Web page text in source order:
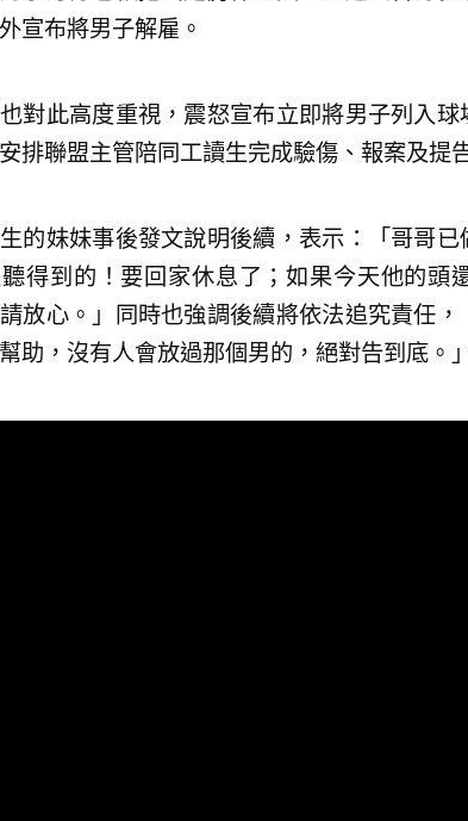
宣布將男子解雇。
對此高度重視，震怒宣布立即將男子列入
排聯盟主管陪同工讀生完成驗傷、報案及提
的妹妹事後發文說明後續，表示：「哥哥
得到的！要回家休息了；如果今天他的頭
放心。」同時也強調後續將依法追究責任
助，沒有人會放過那個男的，絕對告到底。」